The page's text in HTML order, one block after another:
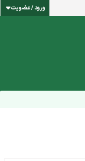
ورود / عضویت